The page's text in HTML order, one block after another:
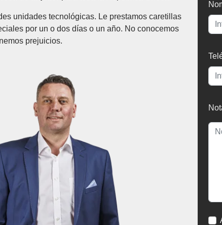
unidades tecnológicas. Le prestamos caretillas
por un o dos días o un año. No conocemos
prejuicios.